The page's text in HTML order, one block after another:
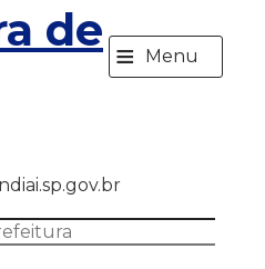
de ≡ Menu